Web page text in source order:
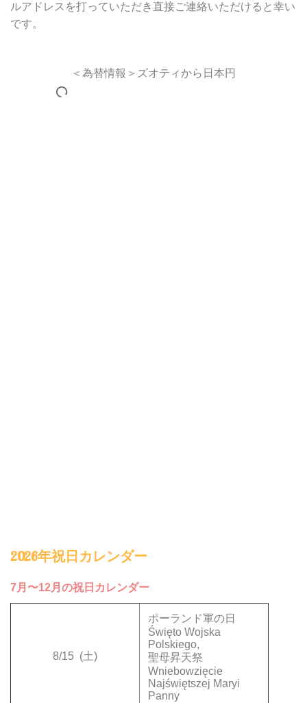
ルアドレスを打っていただき直接ご連絡いただけると幸い
です。
＜為替情報＞ズオティから日本円
2026年祝日カレンダー
7月〜12月の祝日カレンダー
8/15 (土)
ポーランド軍の日
Święto Wojska
Polskiego,
聖母昇天祭
Wniebowzięcie
Najświętszej Maryi
Panny